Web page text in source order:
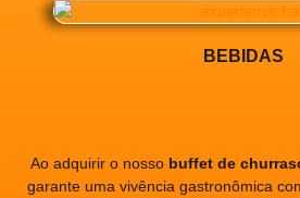
BEBIDAS
Ao adquirir o nosso buffet de
garante uma vivência gastronômica